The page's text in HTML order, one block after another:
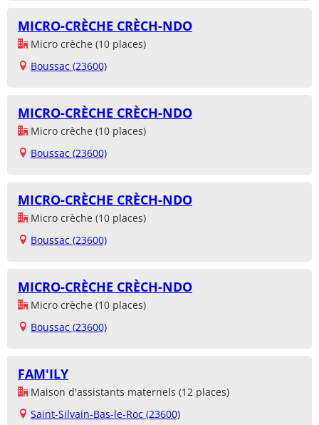
MICRO-CRÈCHE CRÈCH-NDO
Micro crèche (10 places)
Boussac (23600)
MICRO-CRÈCHE CRÈCH-NDO
Micro crèche (10 places)
Boussac (23600)
MICRO-CRÈCHE CRÈCH-NDO
Micro crèche (10 places)
Boussac (23600)
MICRO-CRÈCHE CRÈCH-NDO
Micro crèche (10 places)
Boussac (23600)
FAM'ILY
Maison d'assistants maternels (12 places)
Saint-Silvain-Bas-le-Roc (23600)